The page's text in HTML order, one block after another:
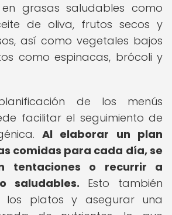
grasas saludables como
de oliva, frutos secos y
así como vegetales bajos
como espinacas, brócoli y
de los menús
facilitar el seguimiento de
Al elaborar un plan
comidas para cada día, se
tentaciones o recurrir a
saludables. Esto también
los platos y asegurar una